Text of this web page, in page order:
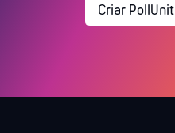
Criar PollUnit